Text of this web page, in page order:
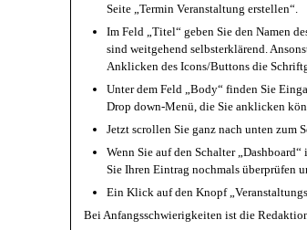
Seite „Termin Veranstaltung erstellen“.
Im Feld „Titel“ geben Sie den Namen
sind weitgehend selbsterklärend.
Anklicken des Icons/Buttons die
Unter dem Feld „Body“ finden Sie
Drop down-Menü, die Sie anklicken
Jetzt scrollen Sie ganz nach unten zum
Wenn Sie auf den Schalter
Sie Ihren Eintrag nochmals überprüfen
Ein Klick auf den Knopf
Bei Anfangsschwierigkeiten ist die